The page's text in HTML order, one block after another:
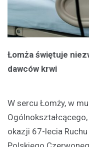
Łomża świętuje
dawców krwi
W sercu Łomży, w
okazji 67-lecia